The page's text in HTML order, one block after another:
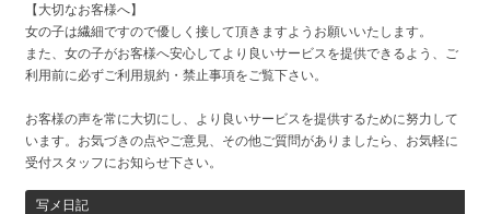
【大切なお客様へ】
女の子は繊細ですので優しく接して頂きますようお願いいたします。
また、女の子がお客様へ安心してより良いサービスを提供できるよう、ご
利用前に必ずご利用規約・禁止事項をご覧下さい。
お客様の声を常に大切にし、より良いサービスを提供するために努力して
います。お気づきの点やご意見、その他ご質問がありましたら、お気軽に
受付スタッフにお知らせ下さい。
写メ日記